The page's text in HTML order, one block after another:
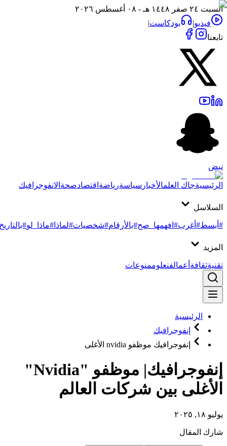
السبت ٢٤ صفر ١٤٤٨ هـ - ٠٨ أغسطس ٢٠٢٦
فيديو| بودكاست|
تابعنا
نبض
الرئيسيةجاك العلمالأخبار سياسةرياضةاقتصادصحةالانفوجرافيك
السلاسل
#أبسط#أغرب#افهمها_صح#بالأرقام#شخصيات#لماذا #ماذا_لو#بالتاريخ
المزيد
تقنيةثقافةأعمالفنعلوممنوعات
الرئيسية
إنفوجرافيك
إنفوجرافيك موظفو nvidia الأغلى
إنفوجرافيك| موظفو "Nvidia"
الأغلى بين شركات العالم
يوليو ١٨, ٢٠٢٥
شارك المقال